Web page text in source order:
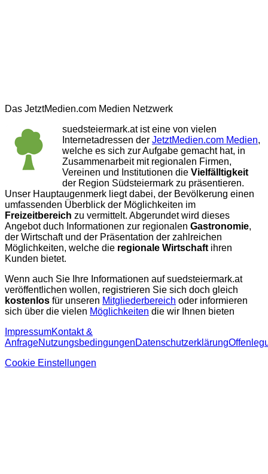
Das JetztMedien.com Medien Netzwerk
suedsteiermark.at ist eine von vielen
Internetadressen der JetztMedien.com Medien,
welche es sich zur Aufgabe gemacht hat, in
Zusammenarbeit mit regionalen Firmen,
Vereinen und Institutionen die Vielfälltigkeit
der Region Südsteiermark zu präsentieren.
Unser Hauptaugenmerk liegt dabei, der Bevölkerung einen
umfassenden Überblick der Möglichkeiten im
Freizeitbereich zu vermittelt. Abgerundet wird dieses
Angebot duch Informationen zur regionalen Gastronomie,
der Wirtschaft und der Präsentation der zahlreichen
Möglichkeiten, welche die regionale Wirtschaft ihren
Kunden bietet.
Wenn auch Sie Ihre Informationen auf suedsteiermark.at
veröffentlichen wollen, registrieren Sie sich doch gleich
kostenlos für unseren Mitgliederbereich oder informieren
sich über die vielen Möglichkeiten die wir Ihnen bieten
ImpressumKontakt &
AnfrageNutzungsbedingungenDatenschutzerklärung
Cookie Einstellungen